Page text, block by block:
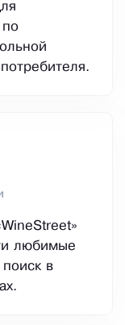
по
любимые
в